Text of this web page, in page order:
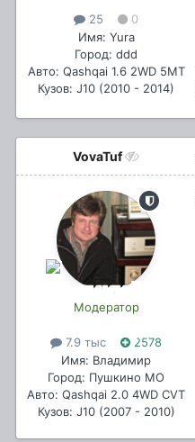
25
0
Имя: Yura
Город: ddd
Авто: Qashqai 1.6 2WD 5MT
Кузов: J10 (2010 - 2014)
VovaTuf
Модератор
7.9 тыс
2578
Имя: Владимир
Город: Пушкино МО
Авто: Qashqai 2.0 4WD CVT
Кузов: J10 (2007 - 2010)